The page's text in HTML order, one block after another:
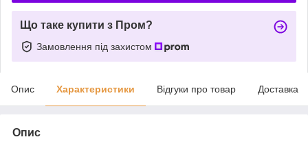
Що таке купити з Пром?
Замовлення під захистом
Опис Характеристики Відгуки про товар Доставка
Опис